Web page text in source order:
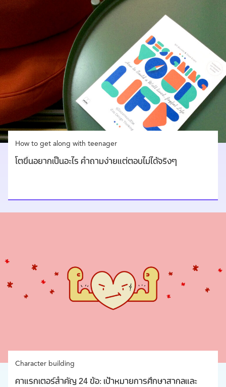
How to get along with teenager
โตขึ้นอยากเป็นอะไร คำถามง่ายแต่ตอบไม่ได้จริงๆ
Character building
คาแรกเตอร์สำคัญ 24 ข้อ: เป้าหมายการศึกษาสากลและ